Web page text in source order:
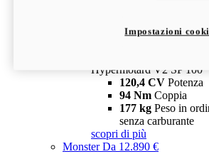
Depotenziata 35 kW:
configura scopri di più
Hypermotard V2 SP 100
120,4 CV Potenza
94 Nm Coppia
177 kg Peso in
senza carburante
scopri di più
MonsterDa 12.890 €
Impostazioni